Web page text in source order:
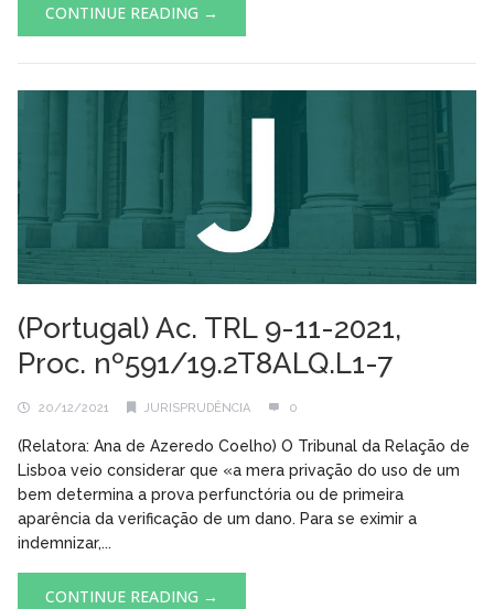
CONTINUE READING →
(Portugal) Ac. TRL 9-11-2021,
Proc. nº591/19.2T8ALQ.L1-7
20/12/2021 JURISPRUDÊNCIA 0
(Relatora: Ana de Azeredo Coelho) O Tribunal da Relação de
Lisboa veio considerar que «a mera privação do uso de um
bem determina a prova perfunctória ou de primeira
aparência da verificação de um dano. Para se eximir a
indemnizar,...
CONTINUE READING →